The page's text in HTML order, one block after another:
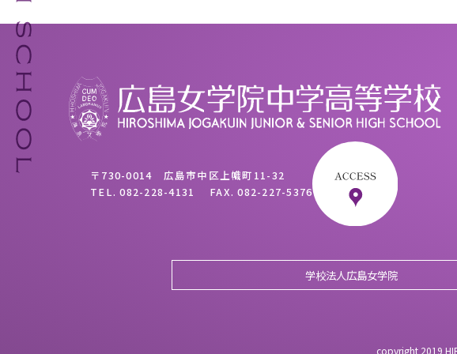
〒730-0014 広島市中区上幟町11-32
TEL.082-228-4131 FAX.082-227-5376
学校法人広島女学院
copyright 2019